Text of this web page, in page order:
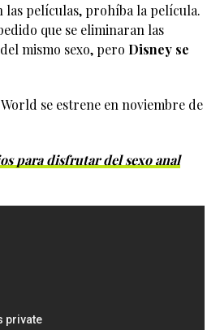
las películas, prohíba la película.
que se eliminaran las
mismo sexo, pero Disney se
se estrene en noviembre de
para disfrutar del sexo anal